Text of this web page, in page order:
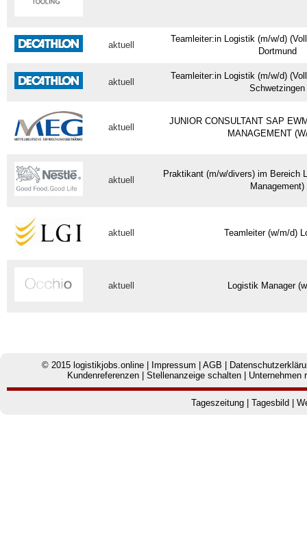
aktuell
Teamleiter:in Logistik (m/w/d)
Dortmund
aktuell
Teamleiter:in Logistik (m/w/d)
Schwetzingen
aktuell
JUNIOR CONSULTANT SAP
MANAGEMENT
aktuell
Praktikant (m/w/divers) im Bereich
Management)
aktuell Teamleiter (w/m/d)
aktuell Logistik Manager
© 2015 logistikjobs.online Impressum |AGB
Kundenreferenzen |Stellenanzeige schalten Unternehmen
Tageszeitung Tagesbild